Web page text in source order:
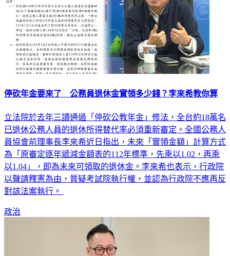
停砍年金要來了 公務員退休金實領多少錢？李來希教你算
立法院於去年三讀通過「停砍公教年金」修法，全台約18萬名
已退休公務人員的退休所得替代率必須重新審定。全國公務人
員協會前理事長李來希近日指出，未來「實領金額」計算方式
為「原審定逐年遞減金額表的112年標準，先乘以1.02，再乘
以1.04」，即為未來可領取的退休金。李來希也表示，行政院
以聲請釋憲為由，質疑考試院執行權，並認為行政院不應再反
對該法案執行。
政治